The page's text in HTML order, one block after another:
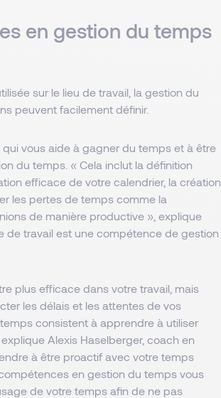
en gestion du temps
sur le lieu de travail, la gestion du
peuvent facilement définir.
vous aide à gagner du temps et à être
du temps. « Cela inclut la définition
efficace de votre calendrier, la création
les pertes de temps comme la
de manière productive », explique
de travail est une compétence de gestion
plus efficace dans votre travail, mais
les délais et les attentes de vos
consistent à apprendre à utiliser
Alexis Haselberger, coach en
à être proactif avec votre temps
en gestion du temps vous
de votre temps afin de ne pas